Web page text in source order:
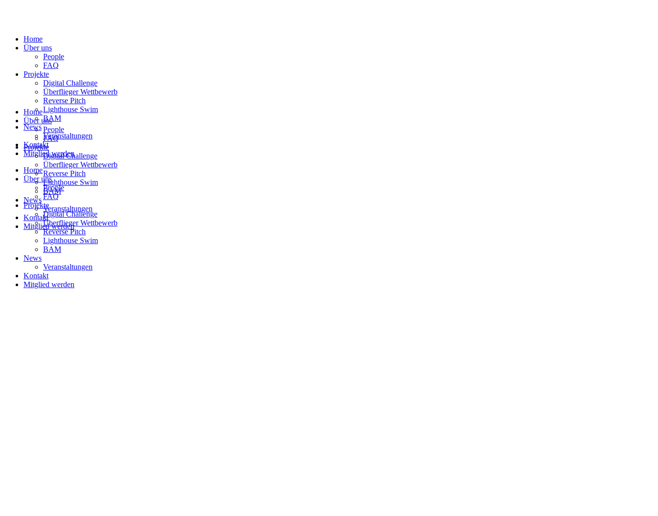
Home
Über uns
People
FAQ
Projekte
Digital Challenge
Überflieger Wettbewerb
Reverse Pitch
Lighthouse Swim
BAM
News
Veranstaltungen
Kontakt
Mitglied werden
Home
Über uns
People
FAQ
Projekte
Digital Challenge
Überflieger Wettbewerb
Reverse Pitch
Lighthouse Swim
BAM
News
Veranstaltungen
Kontakt
Mitglied werden
Home
Über uns
People
FAQ
Projekte
Digital Challenge
Überflieger Wettbewerb
Reverse Pitch
Lighthouse Swim
BAM
News
Veranstaltungen
Kontakt
Mitglied werden